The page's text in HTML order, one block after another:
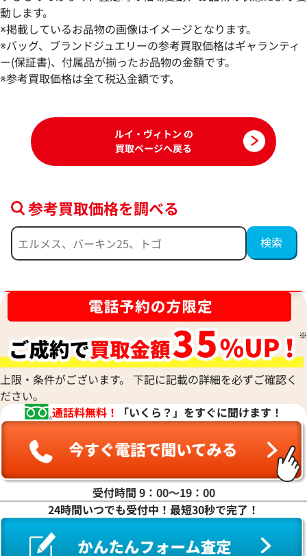
ルイ・ヴィトン ダミエ カイサトートPM
ハンドバッグ N41554
参考買取価格
100,000円
ルイ・ヴィトン
ィ ハンドバッグ
参考買取価格
ルイ・ヴィトン モノグラム デニム ネオカ
ビィー MM ハンドバッグ M95837
参考買取価格
90,000円
2025年8月17日時点
ルイ・ヴィトン
ッグ M40951
参考買取価格
76,000円
2025年7月3日時点
動します。
※掲載しているお品物の画像はイメージとなります。
※バッグ、ブランドジュエリーの参考買取価格はギャランティ
ー(保証書)、付属品が揃ったお品物の金額です。
※参考買取価格は全て税込金額です。
ルイ・ヴィトン の
買取ページへ戻る
参考買取価格を調べる
上限・条件がございます。 下記に記載の詳細を必ずご確認く
ださい。
通話料無料！
「いくら？」をすぐに聞けます！
受付時間 9：00〜19：00
24時間いつでも受付中！最短30秒で完了！